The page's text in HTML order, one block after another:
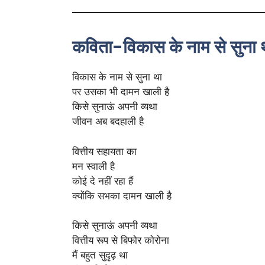
कविता-विकास के नाम से सुना
विकास के नाम से सुना था
पर उसका भी दामन खाली है
किसे सुनाऊं अपनी व्यथा
जीवन अब बदहाली है
वित्तीय सहायता का
मन स्वाली है
कोई दे नहीं रहा हैं
क्योंकि सभका दामन खाली है
किसे सुनाऊं अपनी व्यथा
वित्तीय रूप से बिफोर कोरोना
मैं बहुत सुदृढ़ था